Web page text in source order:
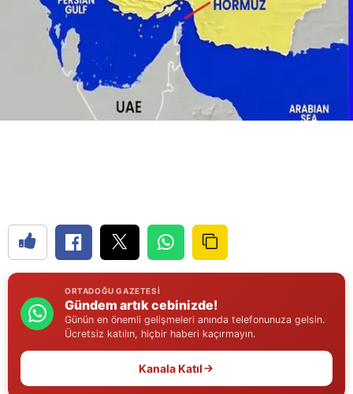
Çorum
Denizli
Diyarbakır
Edirne
Eskişehir
Giresun
Gümüşhane
ORTADOĞU GAZETESI
Gündem artık cebinizde!
Günün en önemli gelişmeleri anında telefonunuza gelsin.
Ücretsiz katılın, hiçbir haberi kaçırmayın.
Kanala Katıl